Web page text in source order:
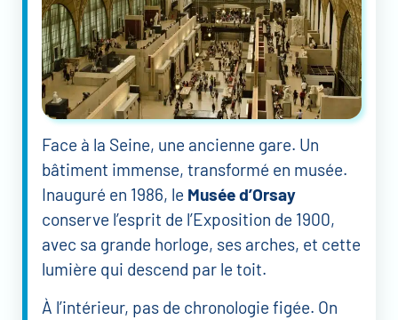
Face à la Seine, une ancienne gare. Un
bâtiment immense, transformé en musée.
Inauguré en 1986, le Musée d’Orsay
conserve l’esprit de l’Exposition de 1900,
avec sa grande horloge, ses arches, et cette
lumière qui descend par le toit.
À l’intérieur, pas de chronologie figée. On